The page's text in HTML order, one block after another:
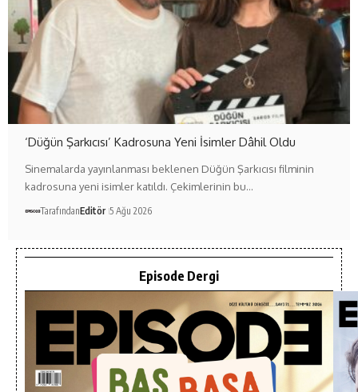
‘Düğün Şarkıcısı’ Kadrosuna Yeni İsimler Dâhil Oldu
Sinemalarda yayınlanması beklenen Düğün Şarkıcısı filminin
kadrosuna yeni isimler katıldı. Çekimlerinin bu…
TarafındanEditör 5 Ağu 2026
Episode Dergi